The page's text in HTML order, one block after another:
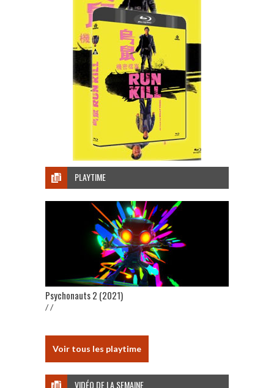
PLAYTIME
Psychonauts 2 (2021)
/ /
Voir tous les playtime
VIDÉO DE LA SEMAINE